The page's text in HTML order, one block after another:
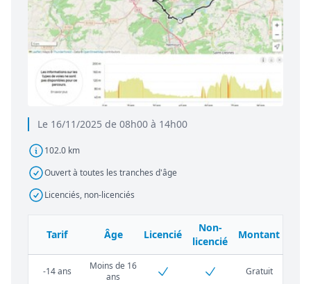
Le 16/11/2025 de 08h00 à 14h00
102.0 km
Ouvert à toutes les tranches d'âge
Licenciés, non-licenciés
Tarif Âge Licencié
Non-
licencié
Montant
-14 ans
Moins de 16
ans
Gratuit